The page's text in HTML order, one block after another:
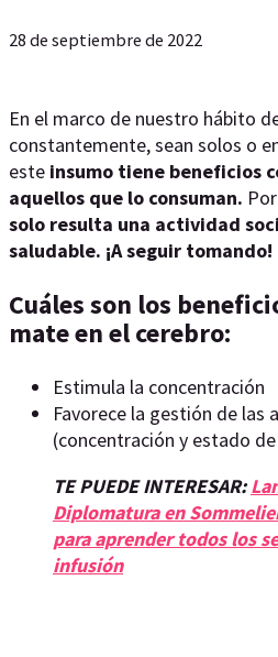
28 de septiembre de 2022
En el marco de nuestro hábito
constantemente, sean solos o
este insumo tiene beneficios
aquellos que lo consuman.
solo resulta una actividad
saludable. ¡A seguir tomando!
Cuáles son los
mate en el cerebro:
Estimula la concentración
Favorece la gestión de las
(concentración y estado
TE PUEDE INTERESAR:
Diplomatura en
para aprender todos los
infusión